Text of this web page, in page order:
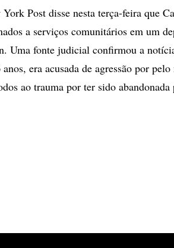
Post disse nesta terça-feira que
a serviços comunitários em um
Uma fonte judicial confirmou a
era acusada de agressão por
ao trauma por ter sido